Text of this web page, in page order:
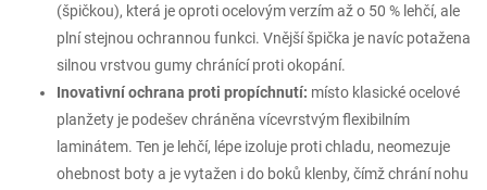
(špičkou), která je oproti ocelovým verzím až o 50 % lehčí, ale
plní stejnou ochrannou funkci. Vnější špička je navíc potažena
silnou vrstvou gumy chránící proti okopání.
Inovativní ochrana proti propíchnutí: místo klasické ocelové
planžety je podešev chráněna vícevrstvým flexibilním
laminátem. Ten je lehčí, lépe izoluje proti chladu, neomezuje
ohebnost boty a je vytažen i do boků klenby, čímž chrání nohu